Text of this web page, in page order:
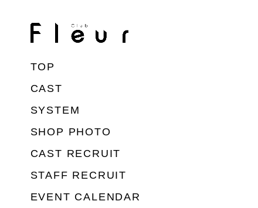
TOP
CAST
SYSTEM
SHOP PHOTO
CAST RECRUIT
STAFF RECRUIT
EVENT CALENDAR